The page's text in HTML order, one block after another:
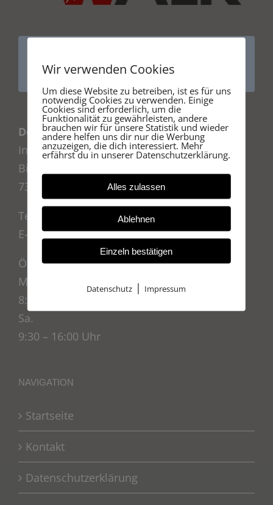
DeRaumausstatter
Inh. Patrick Walk
Bissinger Str. 20/1
73235 Weilheim an der Teck
Telefon: 0160 7864159
E-Mail: work@walk-raumausstattung.de
Öffnungszeiten:
Mo. – Fr.:
8:00 bis 18:00 Uhr
Sa.
9:30 – 16:00 Uhr
NAVIGATION
Startseite
Kontakt
Datenschutzerklärung
Wir verwenden Cookies
Um diese Website zu betreiben, ist es für uns
notwendig Cookies zu verwenden. Einige
Cookies sind erforderlich, um die
Funktionalität zu gewährleisten, andere
brauchen wir für unsere Statistik und wieder
andere helfen uns dir nur die Werbung
anzuzeigen, die dich interessiert. Mehr
erfährst du in unserer Datenschutzerklärung.
Alles zulassen
Ablehnen
Einzeln bestätigen
Datenschutz | Impressum